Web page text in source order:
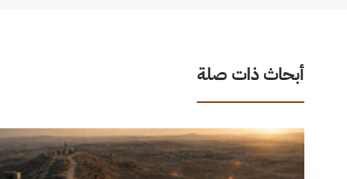
أبحاث ذات صلة